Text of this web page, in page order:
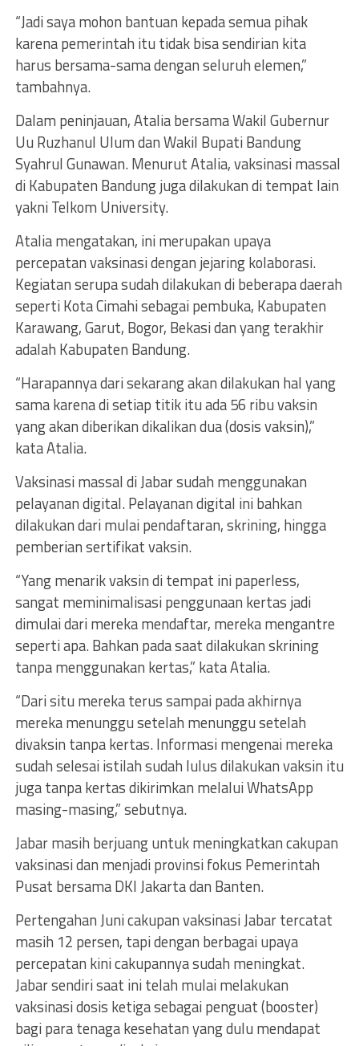
“Jadi saya mohon bantuan kepada semua pihak
karena pemerintah itu tidak bisa sendirian kita
harus bersama-sama dengan seluruh elemen,”
tambahnya.
Dalam peninjauan, Atalia bersama Wakil Gubernur
Uu Ruzhanul Ulum dan Wakil Bupati Bandung
Syahrul Gunawan. Menurut Atalia, vaksinasi massal
di Kabupaten Bandung juga dilakukan di tempat lain
yakni Telkom University.
Atalia mengatakan, ini merupakan upaya
percepatan vaksinasi dengan jejaring kolaborasi.
Kegiatan serupa sudah dilakukan di beberapa daerah
seperti Kota Cimahi sebagai pembuka, Kabupaten
Karawang, Garut, Bogor, Bekasi dan yang terakhir
adalah Kabupaten Bandung.
“Harapannya dari sekarang akan dilakukan hal yang
sama karena di setiap titik itu ada 56 ribu vaksin
yang akan diberikan dikalikan dua (dosis vaksin),”
kata Atalia.
Vaksinasi massal di Jabar sudah menggunakan
pelayanan digital. Pelayanan digital ini bahkan
dilakukan dari mulai pendaftaran, skrining, hingga
pemberian sertifikat vaksin.
“Yang menarik vaksin di tempat ini paperless,
sangat meminimalisasi penggunaan kertas jadi
dimulai dari mereka mendaftar, mereka mengantre
seperti apa. Bahkan pada saat dilakukan skrining
tanpa menggunakan kertas,” kata Atalia.
“Dari situ mereka terus sampai pada akhirnya
mereka menunggu setelah menunggu setelah
divaksin tanpa kertas. Informasi mengenai mereka
sudah selesai istilah sudah lulus dilakukan vaksin itu
juga tanpa kertas dikirimkan melalui WhatsApp
masing-masing,” sebutnya.
Jabar masih berjuang untuk meningkatkan cakupan
vaksinasi dan menjadi provinsi fokus Pemerintah
Pusat bersama DKI Jakarta dan Banten.
Pertengahan Juni cakupan vaksinasi Jabar tercatat
masih 12 persen, tapi dengan berbagai upaya
percepatan kini cakupannya sudah meningkat.
Jabar sendiri saat ini telah mulai melakukan
vaksinasi dosis ketiga sebagai penguat (booster)
bagi para tenaga kesehatan yang dulu mendapat